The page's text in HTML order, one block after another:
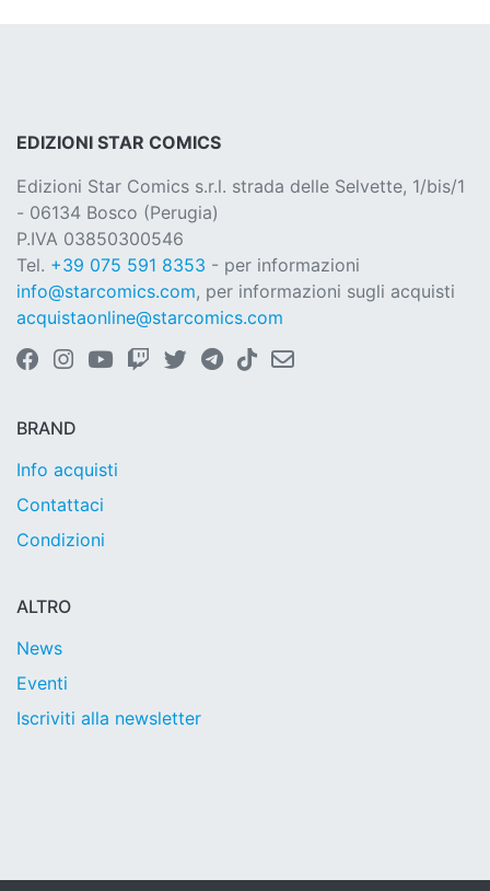
EDIZIONI STAR COMICS
Edizioni Star Comics s.r.l. strada delle Selvette, 1/bis/1
- 06134 Bosco (Perugia)
P.IVA 03850300546
Tel. +39 075 591 8353 - per informazioni
info@starcomics.com, per informazioni sugli acquisti
acquistaonline@starcomics.com
BRAND
Info acquisti
Contattaci
Condizioni
ALTRO
News
Eventi
Iscriviti alla newsletter